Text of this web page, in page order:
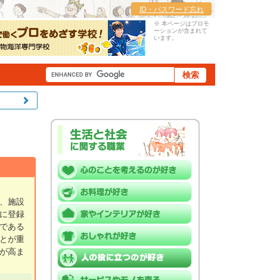
ID・パスワード忘れ
※ 本ページはプロモ
ーションが含まれて
います。
施設
登録
ある
が重
高ま